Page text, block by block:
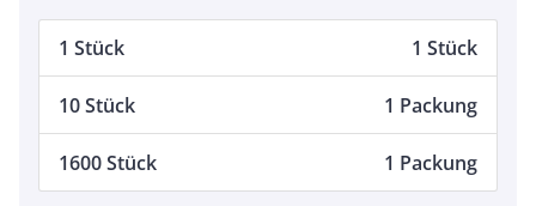
1 Stück 1 Stück
10 Stück 1 Packung
1600 Stück 1 Packung